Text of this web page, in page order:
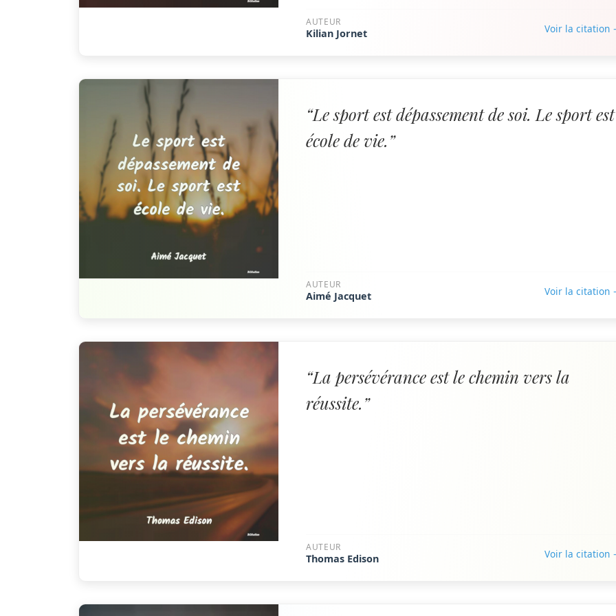
AUTEUR
Kilian Jornet Voir la citation
“Le sport est dépassement de soi. Le sport est
école de vie.”
AUTEUR
Aimé Jacquet Voir la citation
“La persévérance est le chemin vers la
réussite.”
AUTEUR
Thomas Edison Voir la citation